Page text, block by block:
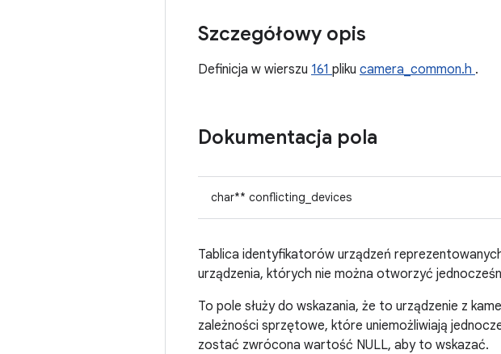
Szczegółowy opis
Definicja w wierszu 161 pliku camera_common.h .
Dokumentacja pola
char** conflicting_devices
Tablica identyfikatorów urządzeń
urządzenia, których nie można otworzyć
To pole służy do wskazania, że to urządzenie z
zależności sprzętowe, które uniemożliwiają
zostać zwrócona wartość NULL, aby to wskazać.